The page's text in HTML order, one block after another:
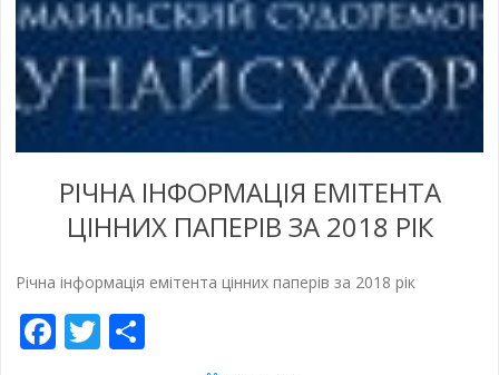
РІЧНА ІНФОРМАЦІЯ ЕМІТЕНТА
ЦІННИХ ПАПЕРІВ ЗА 2018 РІК
Річна інформація емітента цінних паперів за 2018 рік
Facebook
Twitter